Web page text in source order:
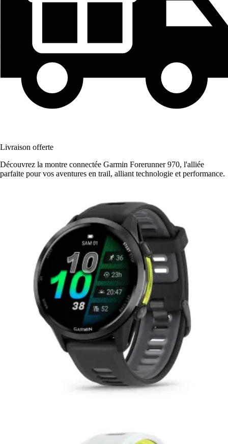
Livraison offerte
Découvrez la montre connectée Garmin Forerunner 970, l'alliée
parfaite pour vos aventures en trail, alliant technologie et performance.